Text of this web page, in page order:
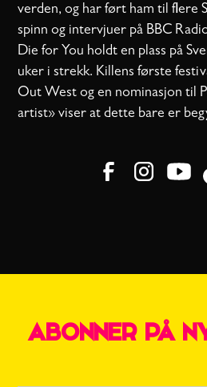
verden, og har ført ham til flere
spinn og intervjuer på BBC
Die for You holdt en plass på
uker i strekk. Killens første
Out West og en nominasjon til
artist» viser at dette bare er
ABONNER PÅ